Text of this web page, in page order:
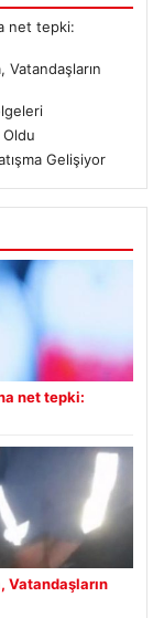
net tepki:
Oldu
Gelişiyor
net tepki:
Vatandaşların